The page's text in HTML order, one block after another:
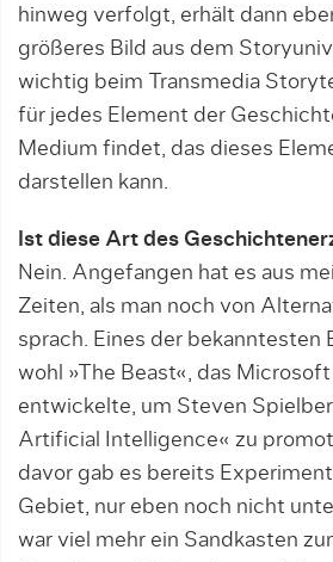
hinweg verfolgt, erhält dann
größeres Bild aus dem
wichtig beim Transmedia
für jedes Element der
Medium findet, das dieses
darstellen kann.
Ist diese Art des
Nein. Angefangen hat es aus
Zeiten, als man noch von
sprach. Eines der bekanntesten
wohl »The Beast«, das
entwickelte, um Steven
Artificial Intelligence« zu
davor gab es bereits
Gebiet, nur eben noch nicht
war viel mehr ein Sand­kasten